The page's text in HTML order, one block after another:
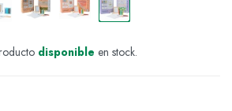
disponible en stock.